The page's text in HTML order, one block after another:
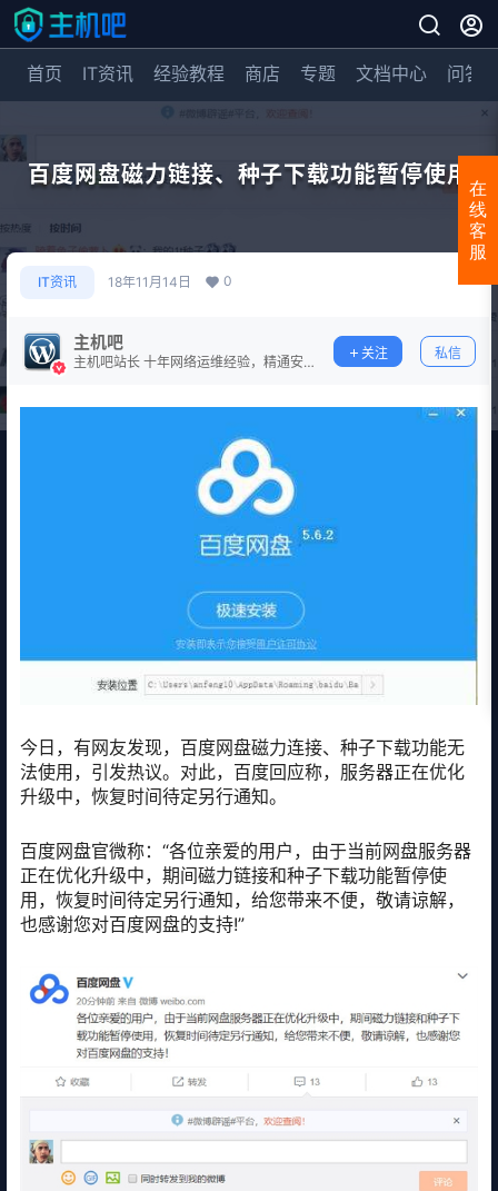
首页 IT资讯 经验教程 商店 专题 文档中心 问答
百度网盘磁力链接、种子下载功能暂停使用
IT资讯 18年11月14日 0
主机吧
主机吧站长 十年网络运维经验，精通安
关注 私信
今日，有网友发现，百度网盘磁力连接、种子下载功能无
法使用，引发热议。对此，百度回应称，服务器正在优化
升级中，恢复时间待定另行通知。
百度网盘官微称：“各位亲爱的用户，由于当前网盘服务器
正在优化升级中，期间磁力链接和种子下载功能暂停使
用，恢复时间待定另行通知，给您带来不便，敬请谅解，
也感谢您对百度网盘的支持!”
在
线
客
服